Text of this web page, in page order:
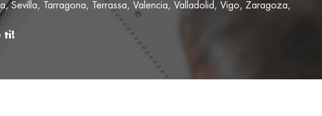
Sevilla, Tarragona, Terrassa, Valencia, Valladolid, Vigo, Zaragoza,
ti!